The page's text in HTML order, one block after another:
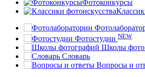
Фотоконкурсы
Фотостудии NEW
Школы
Словарь
Вопросы и